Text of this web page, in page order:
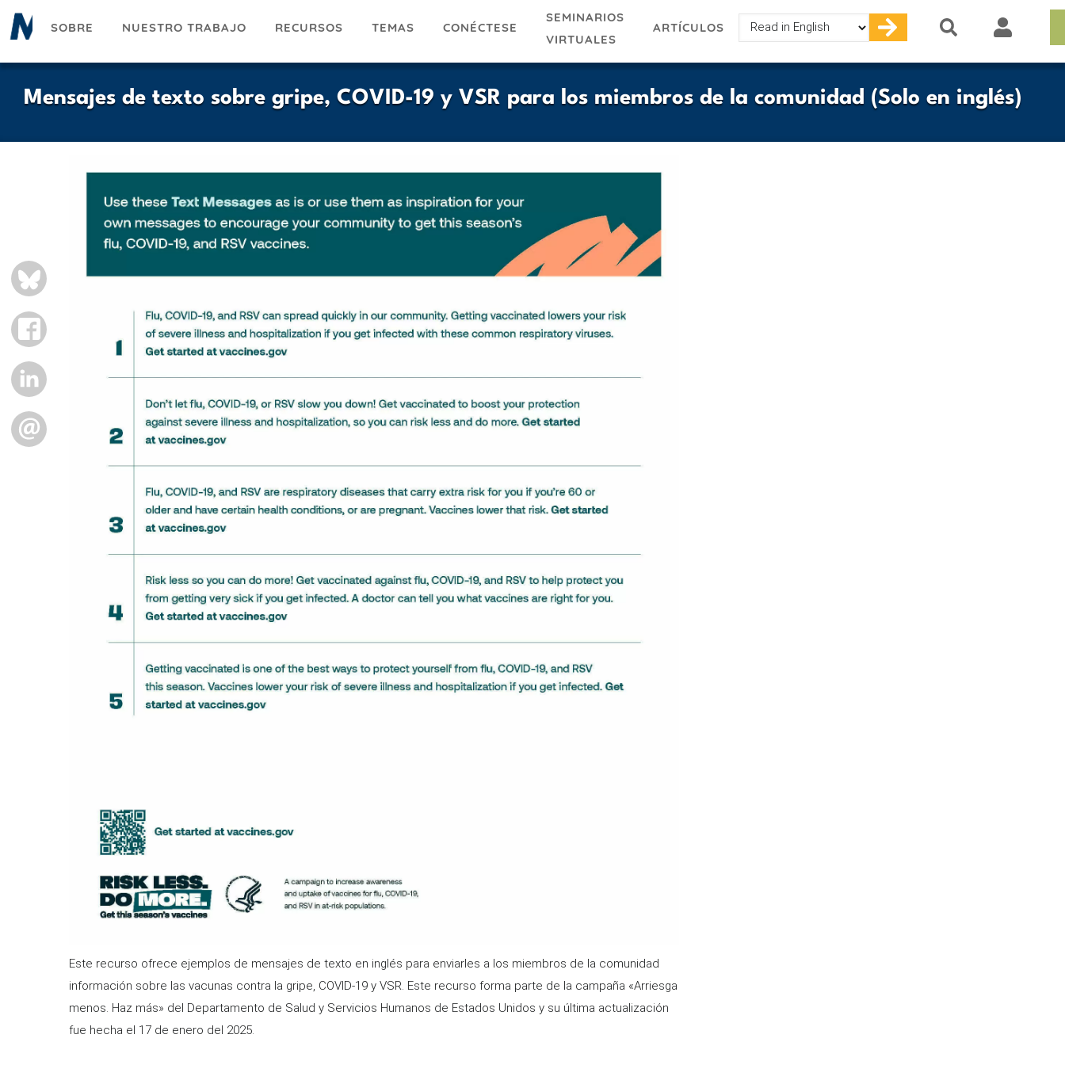
Pasar
SOBRE NUESTRO TRABAJO RECURSOS TEMAS CONÉCTESE
SEMINARIOS
VIRTUALES
ARTÍCULOS
Select
your
Mensajes de texto sobre gripe, COVID-19 y VSR para los miembros de la comunidad (Solo en inglés)
BLUESKY
FACEBOOK
LINKEDIN
EMAIL
Este recurso ofrece ejemplos de mensajes de texto en inglés para enviarles a los miembros de la comunidad
información sobre las vacunas contra la gripe, COVID-19 y VSR. Este recurso forma parte de la campaña «Arriesga
menos. Haz más» del Departamento de Salud y Servicios Humanos de Estados Unidos y su última actualización
fue hecha el 17 de enero del 2025.